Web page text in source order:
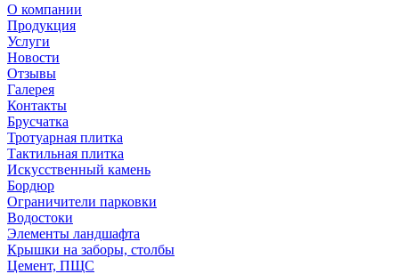
О компании
Продукция
Услуги
Новости
Отзывы
Галерея
Контакты
Брусчатка
Тротуарная плитка
Тактильная плитка
Искусственный камень
Бордюр
Ограничители парковки
Водостоки
Элементы ландшафта
Крышки на заборы, столбы
Цемент, ПЩС